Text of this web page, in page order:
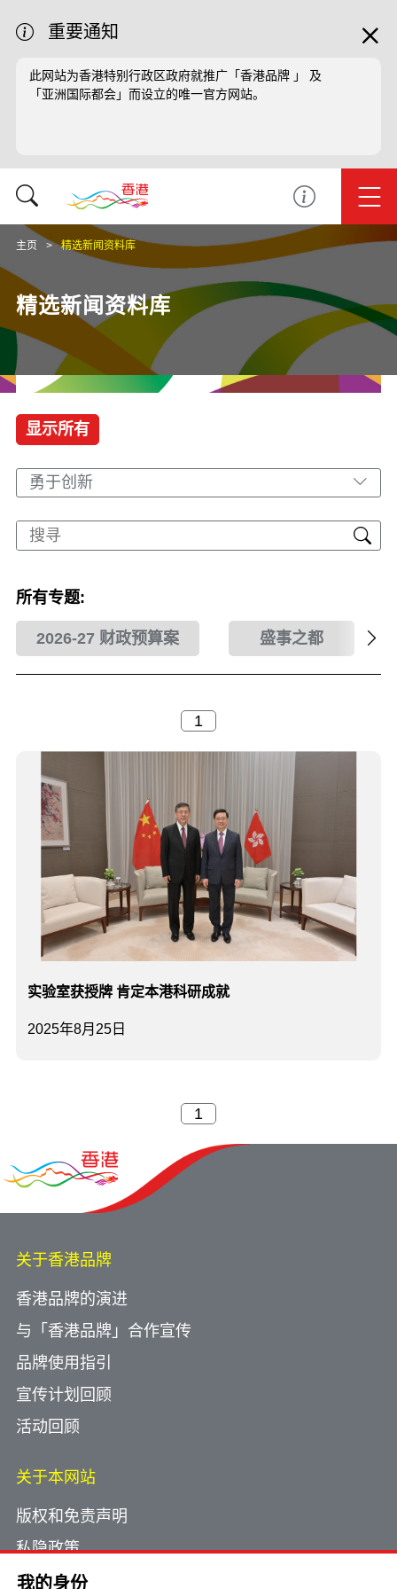
我的身份
重要通知
此网站为香港特别行政区政府就推广「香港品牌 」 及
「亚洲国际都会」而设立的唯一官方网站。
主页 精选新闻资料库
精选新闻资料库
显示所有
勇于创新
所有专题:
2026-27 财政预算案 盛事之都
2025年8月25日
实验室获授牌 肯定本港科研成就
关于香港品牌
香港品牌的演进
与「香港品牌」合作宣传
品牌使用指引
宣传计划回顾
活动回顾
关于本网站
版权和免责声明
私隐政策
使用小型文字档案